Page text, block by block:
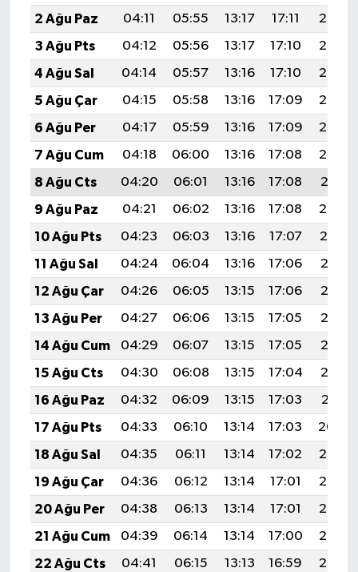
2 Ağu Paz
04:11 05:55 13:17 17:11
20:28
3 Ağu Pts
04:12 05:56 13:17 17:10
20:27
4 Ağu Sal
04:14 05:57 13:16 17:10
20:26
5 Ağu Çar
04:15 05:58 13:16 17:09
20:25
6 Ağu Per
04:17 05:59 13:16 17:09
20:24
7 Ağu Cum
04:18 06:00 13:16 17:08
20:23
8 Ağu Cts
04:20 06:01 13:16 17:08
20:21
9 Ağu Paz
04:21 06:02 13:16 17:08
20:20
10 Ağu Pts
04:23 06:03 13:16 17:07
20:19
11 Ağu Sal
04:24 06:04 13:16 17:06
20:17
12 Ağu Çar
04:26 06:05 13:15 17:06
20:16
13 Ağu Per
04:27 06:06 13:15 17:05
20:15
14 Ağu Cum
04:29 06:07 13:15 17:05
20:13
15 Ağu Cts
04:30 06:08 13:15 17:04
20:12
16 Ağu Paz
04:32 06:09 13:15 17:03
20:11
17 Ağu Pts
04:33 06:10 13:14 17:03
20:09
18 Ağu Sal
04:35 06:11 13:14 17:02
20:08
19 Ağu Çar
04:36 06:12 13:14 17:01
20:06
20 Ağu Per
04:38 06:13 13:14 17:01
20:05
21 Ağu Cum
04:39 06:14 13:14 17:00
20:03
22 Ağu Cts
04:41 06:15 13:13 16:59
20:02